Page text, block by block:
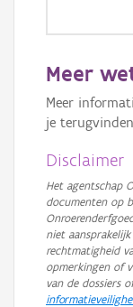
Meer
Meer
je terugvinden
Disclaimer
Het agentschap
documenten op
niet
rechtmatigheid
opmerkingen of
van de dossiers